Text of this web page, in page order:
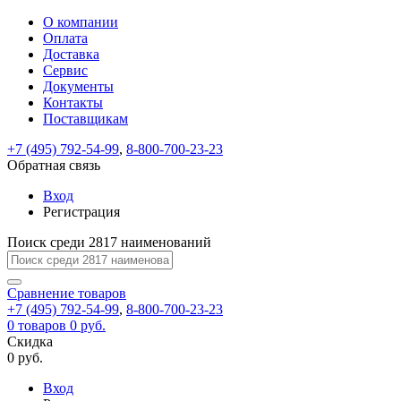
ВходРегистрация
Только
test@example.com
отправлена
по
ней
для
регистрации.
Ок
Только
Запомнить
меня
Забыли
Восстановление
пароля
Заполните
форму.
Мы
отправим
ссылку
на
указанный
электронный
адрес,
перейдя
по
которой
вы
новый
На
вашу
test@test.ru
отправлена
ссылка.
Перейдите
по
для
смены
пароля.
Введите
новый
пароль
Сменить
Пароль
успешно
Войти
Обратная
связь
Сообщение
пользовательского
соглашения
Ваше
сообщение
успешно
О компании
Оплата
Доставка
Сервис
Документы
Контакты
Поставщикам
+7 (495) 792-54-99, 8-800-700-23-23
Обратная связь
Вход
Регистрация
Поиск среди 2817 наименований
Сравнение товаров
+7 (495) 792-54-99, 8-800-700-23-23
0 товаров 0 руб.
Скидка
0 руб.
Вход